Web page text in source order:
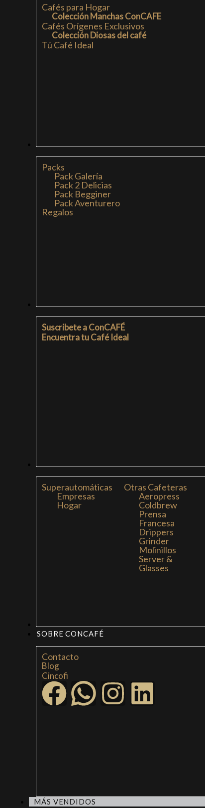
Cafés para Hogar
Colección Manchas ConCAFE
Cafés Orígenes Exclusivos
Colección Diosas del café
Tú Café Ideal
Packs
Pack Galería
Pack 2 Delicias
Pack Begginer
Pack Aventurero
Regalos
Suscribete a ConCAFÉ
Encuentra tu Café Ideal
Superautomáticas
Empresas
Hogar
Otras Cafeteras
Aeropress
Coldbrew
Prensa
Francesa
Drippers
Grinder
Molinillos
Server &
Glasses
SOBRE CONCAFÉ
Contacto
Blog
Cincofi
MÁS VENDIDOS